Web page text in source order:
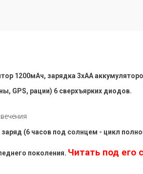
1200мАч, зарядка 3хАА
GPS, рации) 6 сверхъярких диодов.
(6 часов под солнцем - цикл
поколения. Читать под его